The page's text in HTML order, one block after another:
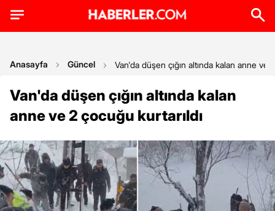
Anasayfa Güncel Van'da düşen çığın altında kalan anne ve
Van'da düşen çığın altında kalan
anne ve 2 çocuğu kurtarıldı